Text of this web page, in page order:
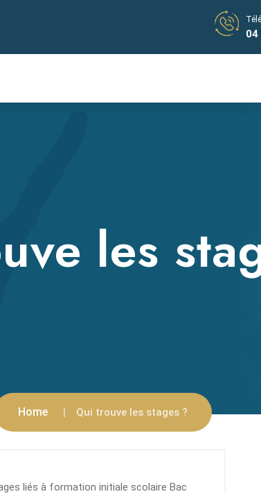
04
les
Home Qui trouve les stages ?
liés à formation initiale scolaire Bac